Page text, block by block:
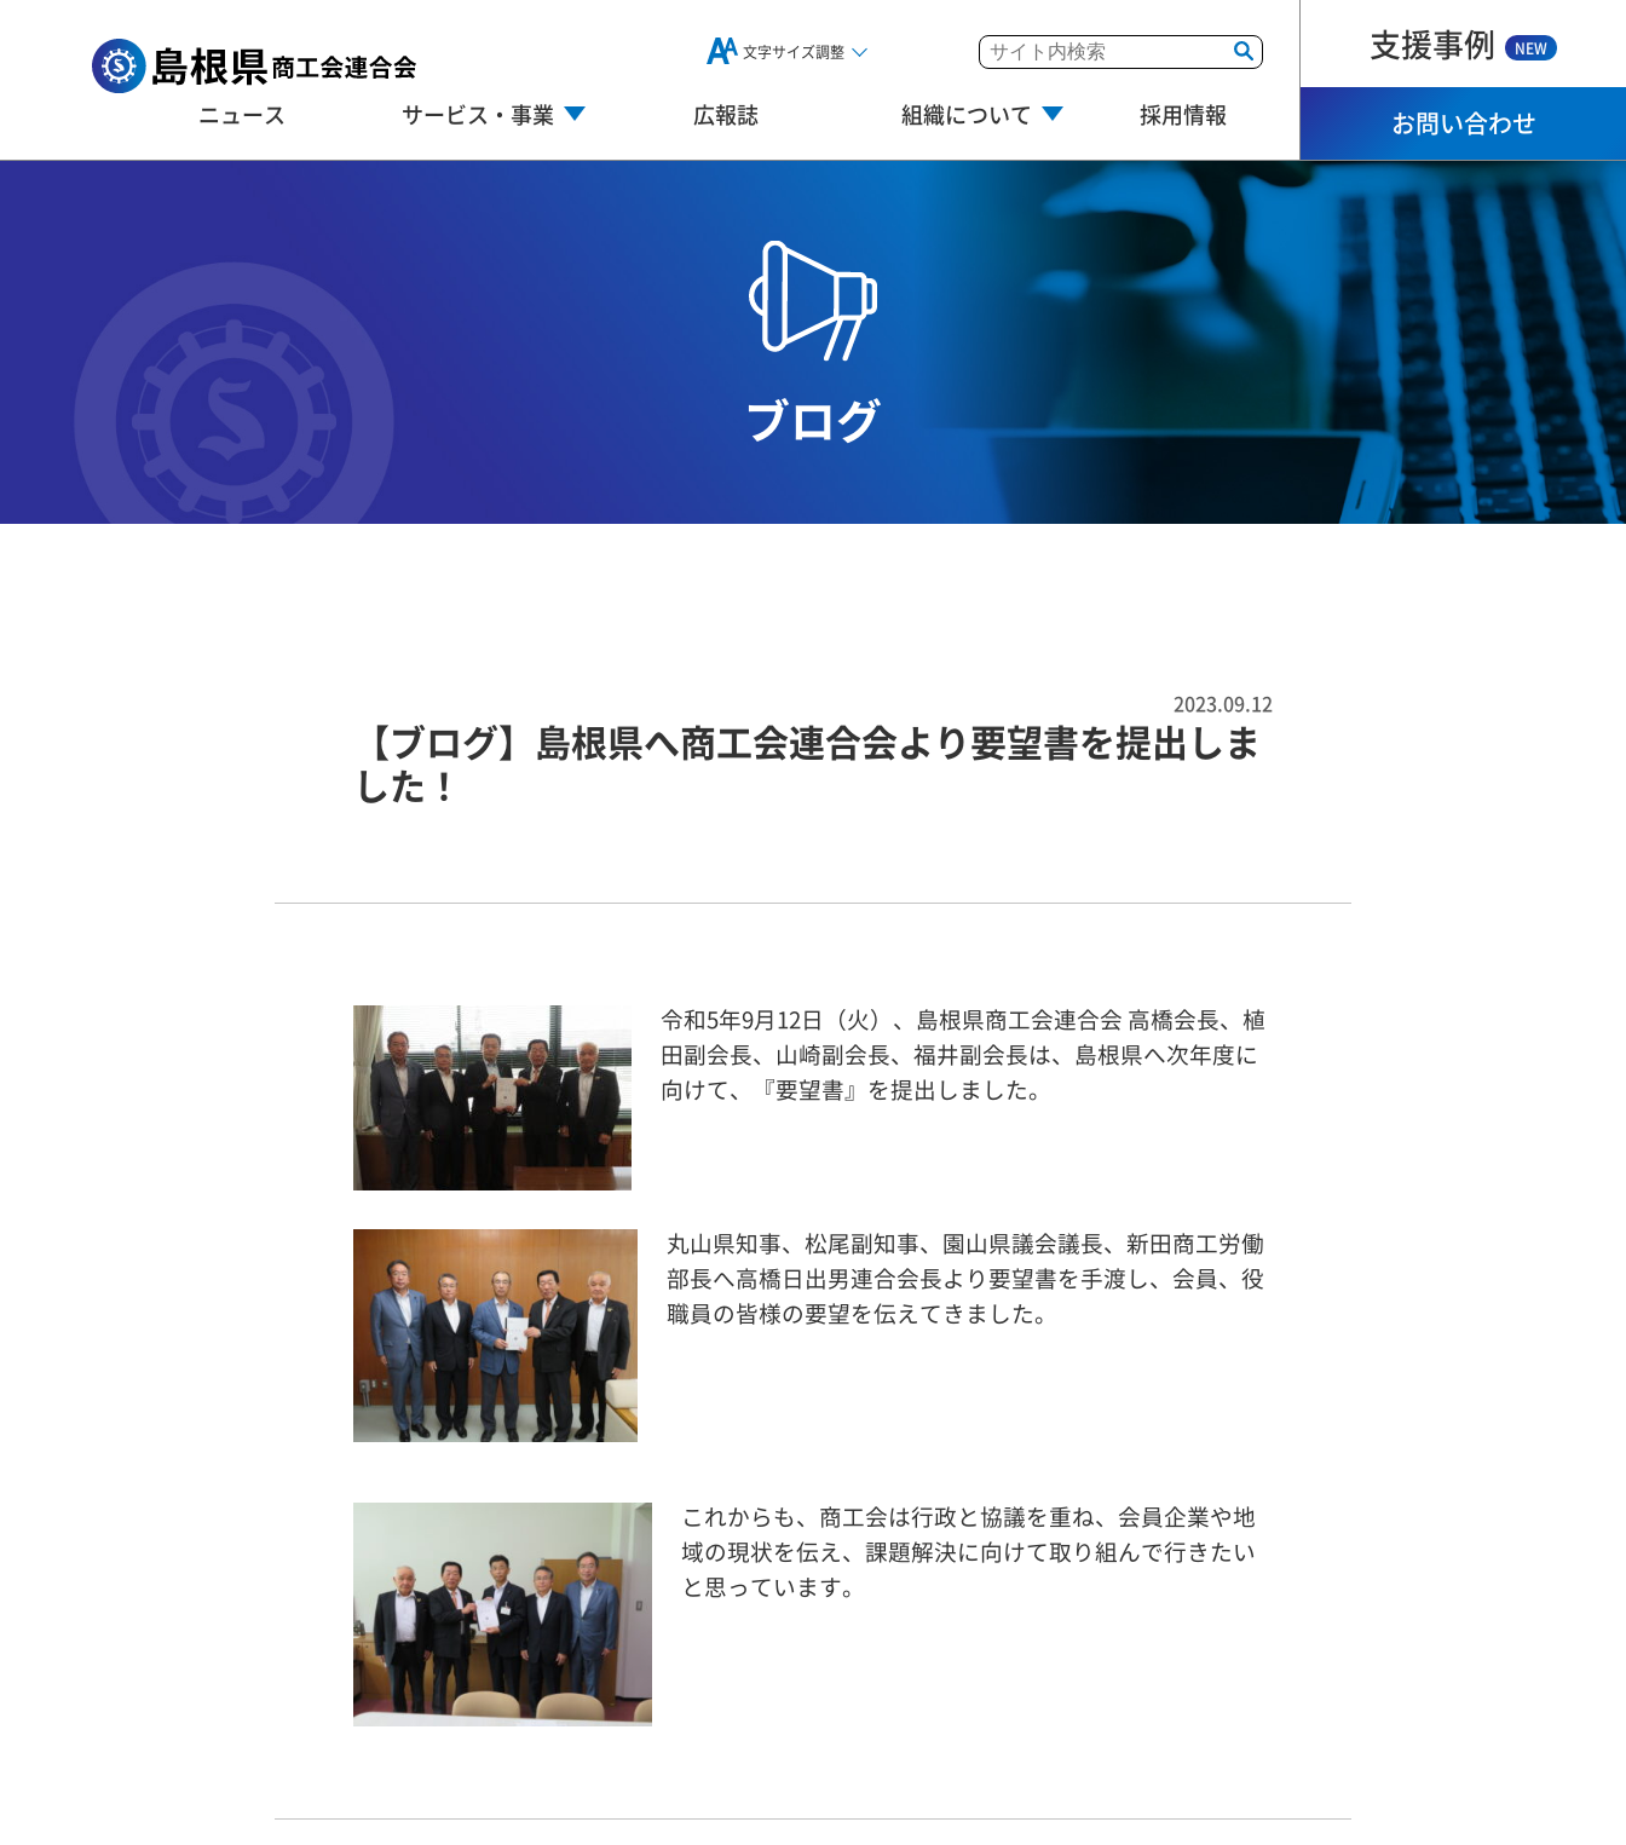
文字サイズ調整 支援事例 NEW
お問い合わせ
ニュース サービス・事業 広報誌 組織について 採用情報
ブログ
2023.09.12
【ブログ】島根県へ商工会連合会より要望書を提出しま
した！
令和5年9月12日（火）、島根県商工会連合会 高橋会長、植
田副会長、山崎副会長、福井副会長は、島根県へ次年度に
向けて、『要望書』を提出しました。
丸山県知事、松尾副知事、園山県議会議長、新田商工労働
部長へ高橋日出男連合会長より要望書を手渡し、 会員、役
職員の皆様の要望を伝えてきました。
これからも、商工会は行政と協議を重ね、会員企業や地
域の現状を伝え、課題解決に向けて取り組んで行きたい
と思っています。